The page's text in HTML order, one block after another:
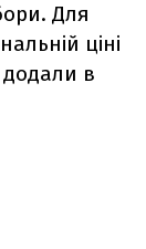
Для
ціні
додали в